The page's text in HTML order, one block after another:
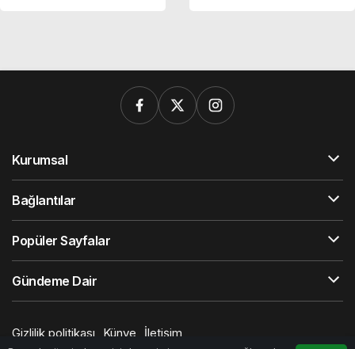
Kurumsal
Bağlantılar
Popüler Sayfalar
Gündeme Dair
Gizlilik politikası Künye
İletişim